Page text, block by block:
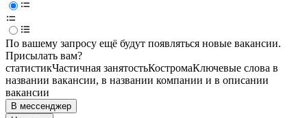
По вашему запросу ещё будут появляться новые вакансии.
Присылать вам?
статистикЧастичная занятостьКостромаКлючевые слова в
названии вакансии, в названии компании и в описании
вакансии
В мессенджер